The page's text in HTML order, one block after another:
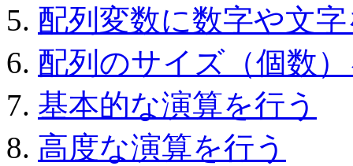
配列変数に数字や文
配列のサイズ（個数
基本的な演算を行う
高度な演算を行う